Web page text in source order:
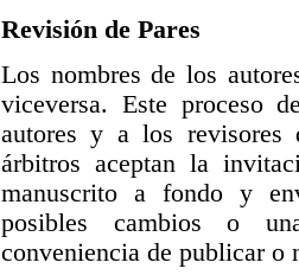
Revisión de Pares
Los nombres de los
viceversa. Este proceso
autores y a los
árbitros aceptan la
manuscrito a fondo y
posibles cambios o
conveniencia de publicar o